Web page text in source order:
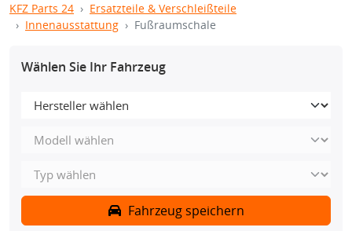
KFZ Parts 24
Ersatzteile & Verschleißteile
Innenausstattung
Fußraumschale
Wählen Sie Ihr Fahrzeug
Fahrzeug speichern